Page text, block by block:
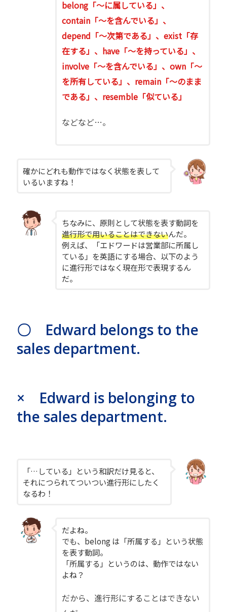
belong「～に属している」、
contain「～を含んでいる」、
depend「～次第である」、exist「存
在する」、have「～を持っている」、
involve「～を含んでいる」、own「～
を所有している」、remain「～のまま
である」、resemble「似ている」
などなど…。
確かにどれも動作ではなく状態を表して
いるいますね！
ちなみに、原則として状態を表す動詞を
進行形で用いることはできないんだ。
例えば、「エドワードは営業部に所属し
ている」を英語にする場合、以下のよう
に進行形ではなく現在形で表現するん
だ。
〇 Edward belongs to the
sales department.
× Edward is belonging to
the sales department.
「…している」という和訳だけ見ると、
それにつられてついつい進行形にしたく
なるわ！
だよね。
でも、belong は「所属する」という状態
を表す動詞。
「所属する」というのは、動作ではない
よね？
だから、進行形にすることはできない